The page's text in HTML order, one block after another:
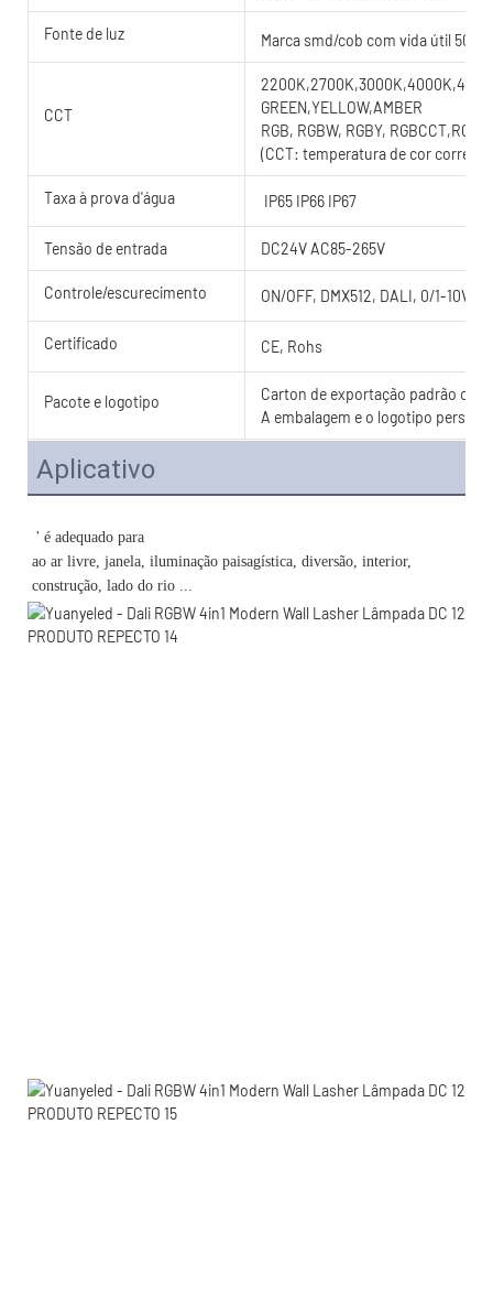
Fonte de luz Marca smd/cob com vida útil
CCT
GREEN,YELLOW,AMBER
RGB, RGBW, RGBY,
(CCT: temperatura de cor
Taxa à prova d'água IP65 IP66 IP67
Tensão de entrada DC24V AC85-265V
Controle/escurecimento ON/OFF, DMX512, DALI, 0/1-10V,
Certificado CE, Rohs
Pacote e logotipo
Carton de exportação padrão
A embalagem e o logotipo
Aplicativo
ao ar livre, janela, iluminação paisagística, diversão, interior,